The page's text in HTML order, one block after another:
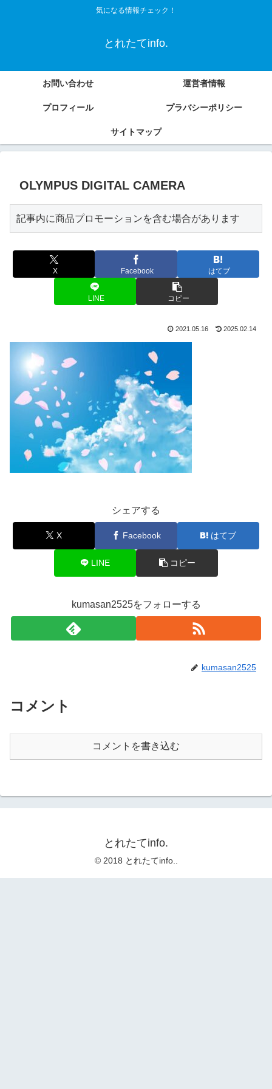
気になる情報チェック！
とれたてinfo.
お問い合わせ 運営者情報
プロフィール プラバシーポリシー
サイトマップ
OLYMPUS DIGITAL CAMERA
記事内に商品プロモーションを含む場合があります
X Facebook はてブ
LINE コピー
2021.05.16 2025.02.14
シェアする
X Facebook はてブ
LINE コピー
kumasan2525をフォローする
kumasan2525
コメント
コメントを書き込む
とれたてinfo.
© 2018 とれたてinfo..